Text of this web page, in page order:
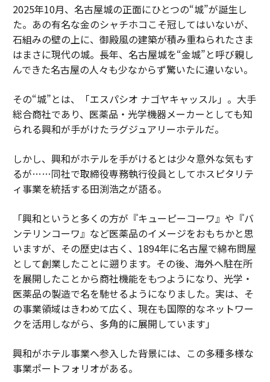
2025年10月、名古屋城の正面にひとつの“城”が誕生し
た。あの有名な金のシャチホコこそ冠してはいないが、
石組みの壁の上に、御殿風の建築が積み重ねられたさま
はまさに現代の城。長年、名古屋城を“金城”と呼び親し
んできた名古屋の人々も少なからず驚いたに違いない。
その“城”とは、「エスパシオ ナゴヤキャッスル」。大手
総合商社であり、医薬品・光学機器メーカーとしても知
られる興和が手がけたラグジュアリーホテルだ。
しかし、興和がホテルを手がけるとは少々意外な気もす
るが……同社で取締役専務執行役員としてホスピタリテ
ィ事業を統括する田渕浩之が語る。
「興和というと多くの方が『キューピーコーワ』や『バ
ンテリンコーワ』など医薬品のイメージをおもちかと思
いますが、その歴史は古く、1894年に名古屋で綿布問屋
として創業したことに遡ります。その後、海外へ駐在所
を展開したことから商社機能をもつようになり、光学・
医薬品の製造で名を馳せるようになりました。実は、そ
の事業領域はきわめて広く、現在も国際的なネットワー
クを活用しながら、多角的に展開しています」
興和がホテル事業へ参入した背景には、この多種多様な
事業ポートフォリオがある。